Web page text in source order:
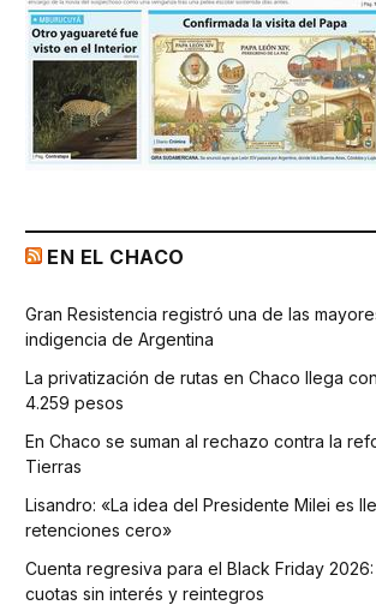
EN EL CHACO
Gran Resistencia registró una de las
indigencia de Argentina
La privatización de rutas en Chaco llega
4.259 pesos
En Chaco se suman al rechazo contra la
Tierras
Lisandro: «La idea del Presidente Milei es
retenciones cero»
Cuenta regresiva para el Black Friday 2026:
cuotas sin interés y reintegros